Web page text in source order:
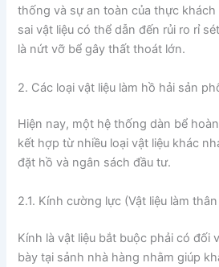
thống và sự an toàn của thực
sai vật liệu có thể dẫn đến rủi ro rỉ
là nứt vỡ bể gây thất thoát lớn.
2. Các loại vật liệu làm hồ hải sản
Hiện nay, một hệ thống dàn bể
kết hợp từ nhiều loại vật liệu khác
đặt hồ và ngân sách đầu tư.
2.1. Kính cường lực (Vật liệu làm
Kính là vật liệu bắt buộc phải có đối
bày tại sảnh nhà hàng nhằm giúp